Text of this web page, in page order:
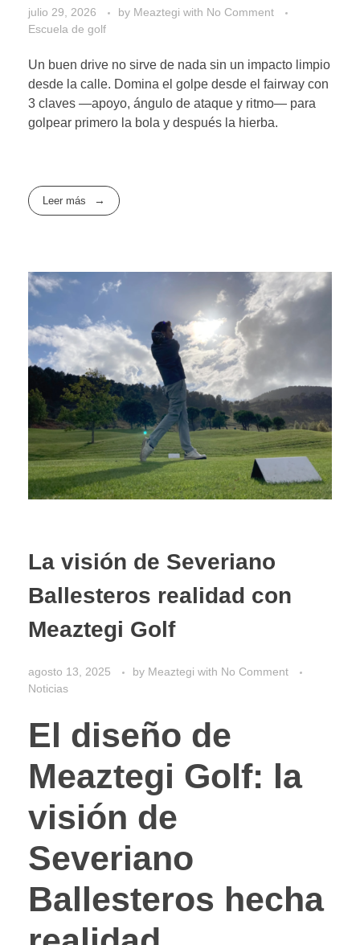
julio 29, 2026 by Meaztegi with No Comment
Escuela de golf
Un buen drive no sirve de nada sin un impacto limpio
desde la calle. Domina el golpe desde el fairway con
3 claves —apoyo, ángulo de ataque y ritmo— para
golpear primero la bola y después la hierba.
Leer más
La visión de Severiano
Ballesteros realidad con
Meaztegi Golf
agosto 13, 2025 by Meaztegi with No Comment
Noticias
El diseño de
Meaztegi Golf: la
visión de
Severiano
Ballesteros hecha